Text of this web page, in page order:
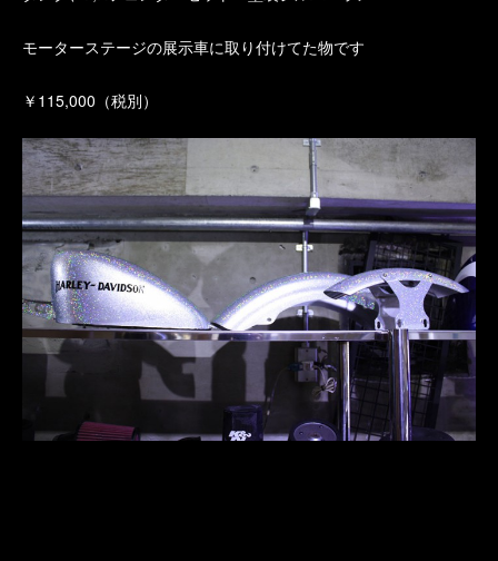
モーターステージの展示車に取り付けてた物です
￥115,000（税別）